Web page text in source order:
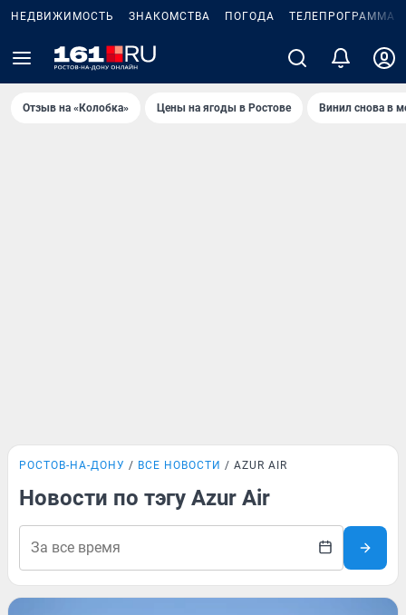
НЕДВИЖИМОСТЬ ЗНАКОМСТВА ПОГОДА ТЕЛЕПРОГРАММА
Отзыв на «Колобка» Цены на ягоды в Ростове Винил снова в
РОСТОВ-НА-ДОНУ ВСЕ НОВОСТИ AZUR AIR
Новости по тэгу Azur Air